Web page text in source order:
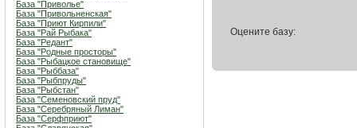
База "Приволье"
База "Привольненская"
База "Приют Кирпили"
База "Рай Рыбака"
База "Редант"
База "Родные просторы"
База "Рыбацкое становище"
База "Рыббаза"
База "Рыбпруды"
База "Рыбстан"
База "Семеновский пруд"
База "Серебряный Лиман"
База "Серфприют"
Оцените базу: